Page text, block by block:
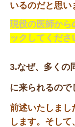
いるのだと思い
現役の医師から
ックしてくださ
3.なぜ、多くの
に来られるので
前述いたしまし
します。そし